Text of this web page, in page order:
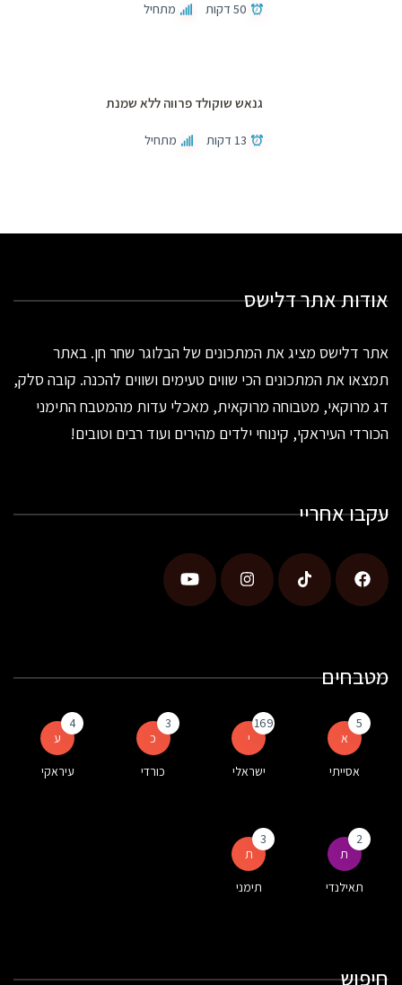
50 דקות מתחיל
גנאש שוקולד פרווה ללא שמנת
13 דקות מתחיל
אודות אתר דלישס
אתר דלישס מציג את המתכונים של הבלוגר שחר חן. באתר
תמצאו את המתכונים הכי שווים טעימים ושווים להכנה. קובה סלק,
דג מרוקאי, מטבוחה מרוקאית, מאכלי עדות מהמטבח התימני
הכורדי העיראקי, קינוחי ילדים מהירים ועוד רבים וטובים!
עקבו אחריי
מטבחים
א
5
אסייתי
י
169
ישראלי
כ
3
כורדי
ע
4
עיראקי
ת
2
תאילנדי
ת
3
תימני
חיפוש